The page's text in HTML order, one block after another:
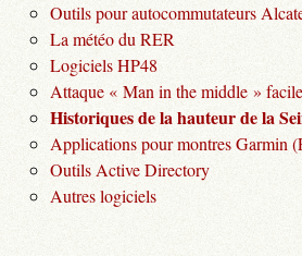
Outils pour autocommutateurs
La météo du RER
Logiciels HP48
Attaque « Man in the middle »
Historiques de la hauteur de la
Applications pour montres Garmin
Outils Active Directory
Autres logiciels